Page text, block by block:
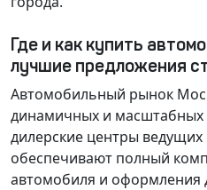
Где и как купить
лучшие предложения
Автомобильный рынок
динамичных и
дилерские центры
обеспечивают полный
автомобиля и оформления